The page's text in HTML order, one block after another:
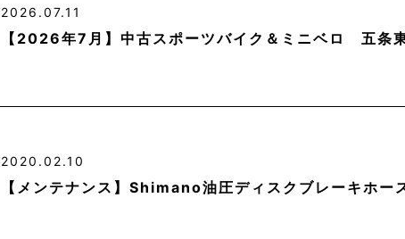
2026.07.11
【2026年7月】中古スポーツバイク＆ミニベロ 五条
2020.02.10
【メンテナンス】Shimano油圧ディスクブレーキホー